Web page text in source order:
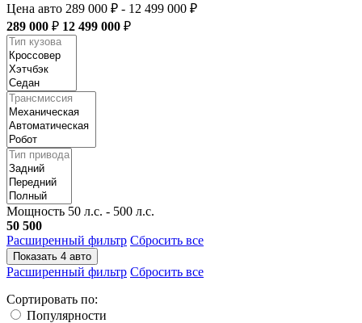
Цена авто 289 000 ₽ - 12 499 000 ₽
289 000 ₽ 12 499 000 ₽
Мощность 50 л.с. - 500 л.с.
50 500
Расширенный фильтр Сбросить все
Показать 4 авто
Расширенный фильтр Сбросить все
Сортировать по:
Популярности